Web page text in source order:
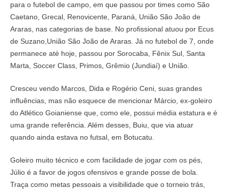
para o futebol de campo, em que passou por times como São
Caetano, Grecal, Renovicente, Paraná, União São João de
Araras, nas categorias de base. No profissional atuou por Ecus
de Suzano,União São João de Araras. Já no futebol de 7, onde
permanece até hoje, passou por Sorocaba, Fênix Sul, Santa
Marta, Soccer Class, Primos, Grêmio (Jundiaí) e União.
Cresceu vendo Marcos, Dida e Rogério Ceni, suas grandes
influências, mas não esquece de mencionar Márcio, ex-goleiro
do Atlético Goianiense que, como ele, possui média estatura e é
uma grande referência. Além desses, Buiu, que via atuar
quando ainda estava no futsal, em Botucatu.
Goleiro muito técnico e com facilidade de jogar com os pés,
Júlio é a favor de jogos ofensivos e grande posse de bola.
Traça como metas pessoais a visibilidade que o torneio trás,